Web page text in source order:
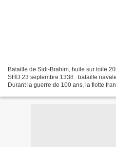
Bataille de Sidi-Brahim, huile sur toile
SHD 23 septembre 1338 : bataille
Durant la guerre de 100 ans, la flotte